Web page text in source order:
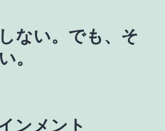
ない。でも、そ
。
ンメント